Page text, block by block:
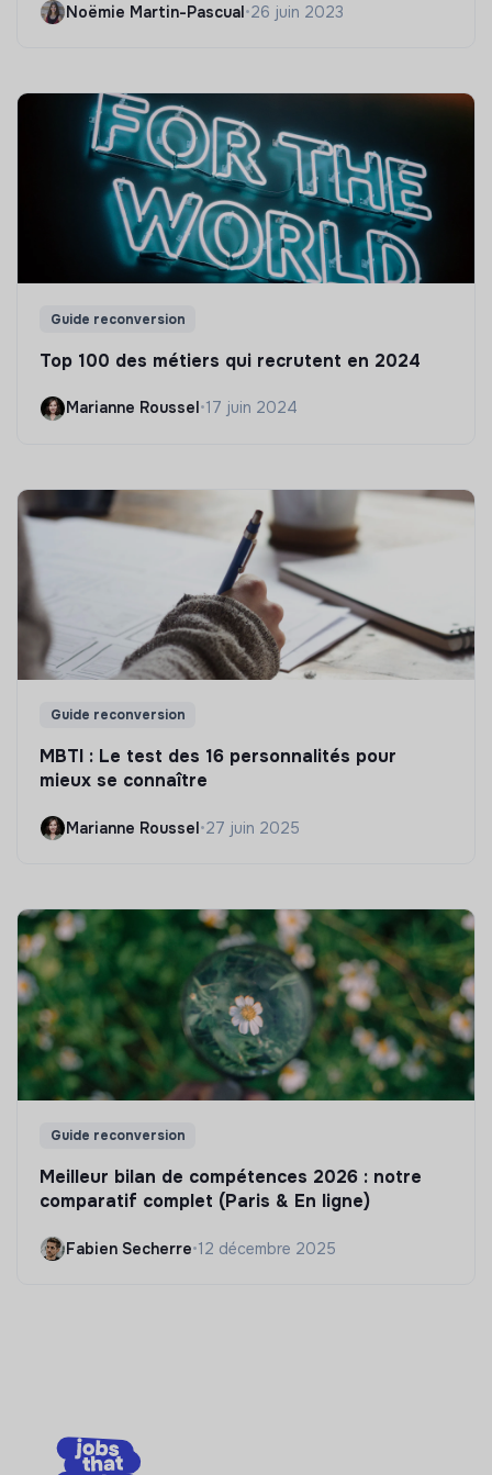
Noëmie Martin-Pascual•26 juin 2023
Guide reconversion
Top 100 des métiers qui recrutent en 2024
Marianne Roussel •17 juin 2024
Guide reconversion
MBTI : Le test des 16 personnalités pour
mieux se connaître
Marianne Roussel•27 juin 2025
Guide reconversion
Meilleur bilan de compétences 2026 : notre
comparatif complet (Paris & En ligne)
Fabien Secherre•12 décembre 2025